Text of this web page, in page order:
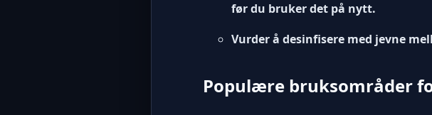
før du bruker det på nytt.
Vurder å desinfisere med jevne
Populære bruksområder